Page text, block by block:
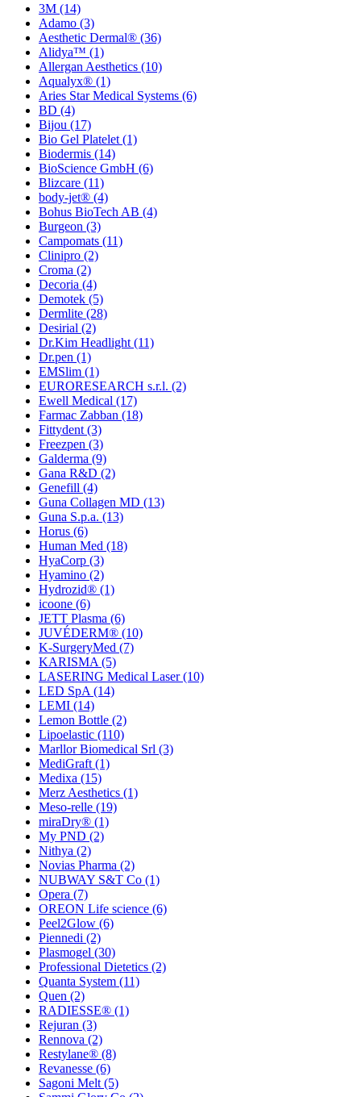
3M (14)
Adamo (3)
Aesthetic Dermal® (36)
Alidya™ (1)
Allergan Aesthetics (10)
Aqualyx® (1)
Aries Star Medical Systems (6)
BD (4)
Bijou (17)
Bio Gel Platelet (1)
Biodermis (14)
BioScience GmbH (6)
Blizcare (11)
body-jet® (4)
Bohus BioTech AB (4)
Burgeon (3)
Campomats (11)
Clinipro (2)
Croma (2)
Decoria (4)
Demotek (5)
Dermlite (28)
Desirial (2)
Dr.Kim Headlight (11)
Dr.pen (1)
EMSlim (1)
EURORESEARCH s.r.l. (2)
Ewell Medical (17)
Farmac Zabban (18)
Fittydent (3)
Freezpen (3)
Galderma (9)
Gana R&D (2)
Genefill (4)
Guna Collagen MD (13)
Guna S.p.a. (13)
Horus (6)
Human Med (18)
HyaCorp (3)
Hyamino (2)
Hydrozid® (1)
icoone (6)
JETT Plasma (6)
JUVÉDERM® (10)
K-SurgeryMed (7)
KARISMA (5)
LASERING Medical Laser(10)
LED SpA (14)
LEMI (14)
Lemon Bottle (2)
Lipoelastic (110)
Marllor Biomedical Srl (3)
MediGraft (1)
Medixa (15)
Merz Aesthetics (1)
Meso-relle (19)
miraDry® (1)
My PND (2)
Nithya (2)
Novias Pharma (2)
NUBWAY S&T Co (1)
Opera (7)
OREON Life science (6)
Peel2Glow (6)
Piennedi (2)
Plasmogel (30)
Professional Dietetics (2)
Quanta System (11)
Quen (2)
RADIESSE® (1)
Rejuran (3)
Rennova (2)
Restylane® (8)
Revanesse (6)
Sagoni Melt (5)